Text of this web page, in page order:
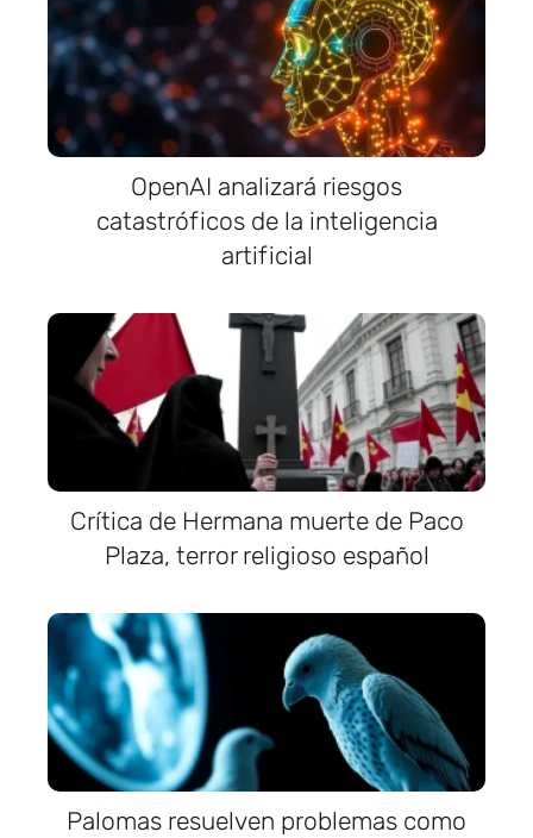
OpenAI analizará riesgos
catastróficos de la inteligencia
artificial
Crítica de Hermana muerte de Paco
Plaza, terror religioso español
Palomas resuelven problemas como